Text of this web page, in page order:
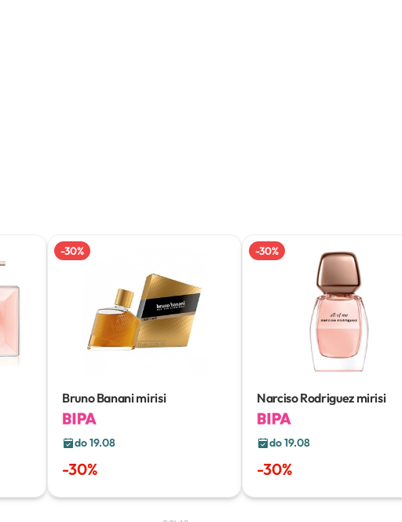
-30%
Bruno Banani mirisi
do 19.08
-30%
-30%
Narciso Rodriguez mirisi
do 19.08
-30%